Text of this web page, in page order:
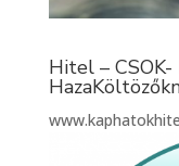
Hitel –